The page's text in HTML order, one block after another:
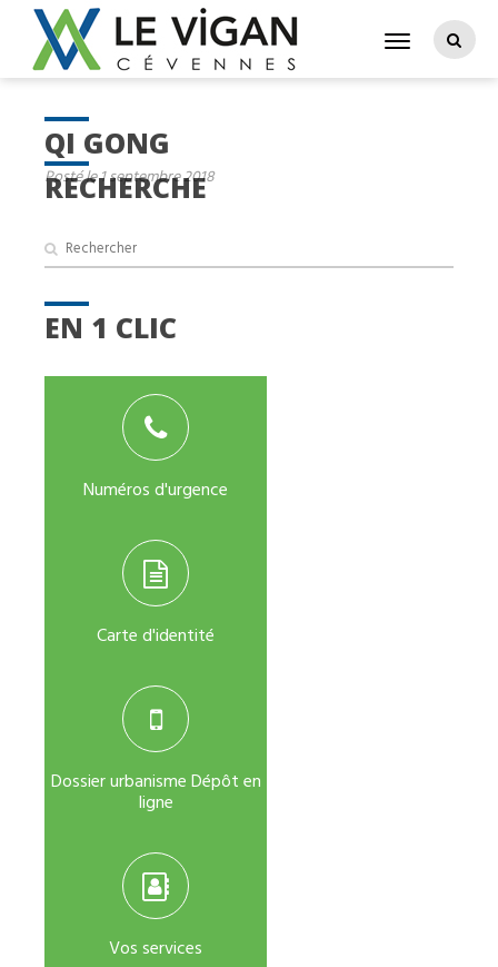
RECHERCHE
EN 1 CLIC
Numéros d'urgence
Carte d'identité
Dossier urbanisme Dépôt en
ligne
Vos services
QI GONG
Posté le 1 septembre 2018